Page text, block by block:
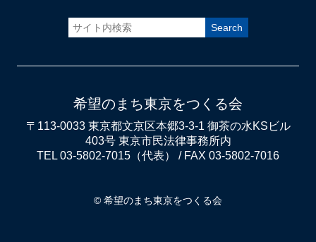
希望のまち東京をつくる会
〒113-0033 東京都文京区本郷3-3-1 御茶の水KSビル
403号 東京市民法律事務所内
TEL 03-5802-7015（代表） / FAX 03-5802-7016
© 希望のまち東京をつくる会